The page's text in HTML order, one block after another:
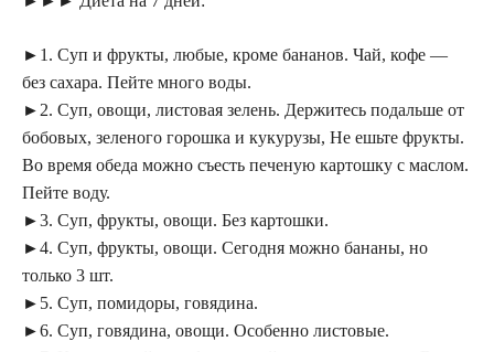
►1. Суп и фрукты, любые, кроме бананов. Чай, кофе —
без сахара. Пейте много воды.
►2. Суп, овощи, листовая зелень. Держитесь подальше от
бобовых, зеленого горошка и кукурузы, Не ешьте фрукты.
Во время обеда можно съесть печеную картошку с маслом.
Пейте воду.
►3. Суп, фрукты, овощи. Без картошки.
►4. Суп, фрукты, овощи. Сегодня можно бананы, но
только 3 шт.
►5. Суп, помидоры, говядина.
►6. Суп, говядина, овощи. Особенно листовые.